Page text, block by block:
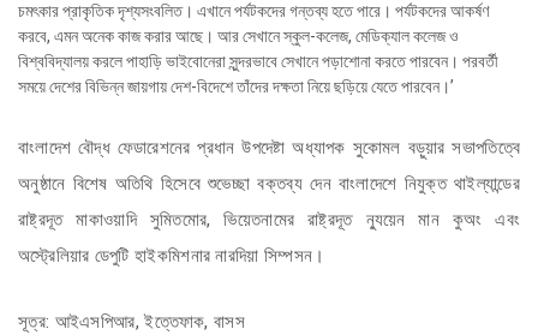
চমৎকার প্রাকৃতিক দৃশ্যসংবলিত। এখানে পর্যটকদের গন্তব্য হতে পারে। পর্যটকদের আকর্ষণ
করবে, এমন অনেক কাজ করার আছে। আর সেখানে স্কুল-কলেজ, মেডিক্যাল কলেজ ও
বিশ্ববিদ্যালয় করলে পাহাড়ি ভাইবোনেরা সুন্দরভাবে সেখানে পড়াশোনা করতে পারবেন। পরবর্তী
সময়ে দেশের বিভিন্ন জায়গায় দেশ-বিদেশে তাঁদের দক্ষতা নিয়ে ছড়িয়ে যেতে পারবেন।’
বাংলাদেশ বৌদ্ধ ফেডারেশনের প্রধান উপদেষ্টা অধ্যাপক সুকোমল বড়ুয়ার সভাপতিত্বে
অনুষ্ঠানে বিশেষ অতিথি হিসেবে শুভেচ্ছা বক্তব্য দেন বাংলাদেশে নিযুক্ত থাইল্যান্ডের
রাষ্ট্রদূত মাকাওয়াদি সুমিতমোর, ভিয়েতনামের রাষ্ট্রদূত ন্যুয়েন মান কুঅং এবং
অস্ট্রেলিয়ার ডেপুটি হাইকমিশনার নারদিয়া সিম্পসন।
সূত্র: আইএসপিআর, ইত্তেফাক, বাসস